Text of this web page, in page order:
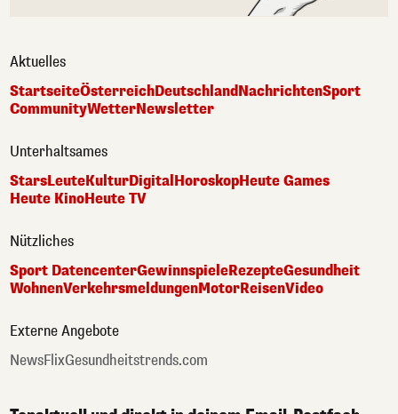
Aktuelles
StartseiteÖsterreichDeutschlandNachrichtenSport
CommunityWetterNewsletter
Unterhaltsames
StarsLeuteKulturDigital HoroskopHeute Games
Heute KinoHeute TV
Nützliches
Sport DatencenterGewinnspieleRezepteGesundheit
WohnenVerkehrsmeldungenMotorReisenVideo
Externe Angebote
NewsFlixGesundheitstrends.com